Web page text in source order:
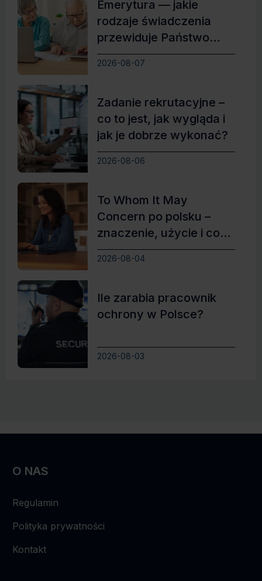
Emerytura — jakie
rodzaje świadczenia
przewiduje Państwo
Polskie?
2026-08-07
Zadanie rekrutacyjne –
co to jest, jak wygląda i
jak je dobrze wykonać?
2026-08-06
To Whom It May
Concern po polsku –
znaczenie, użycie i co
zamiast
2026-08-04
Ile zarabia pracownik
ochrony w Polsce?
2026-08-03
O NAS
Regulamin
Polityka prywatności
Kontakt